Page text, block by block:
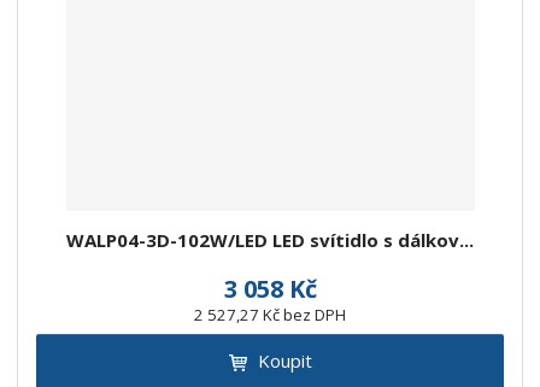
WALP04-3D-102W/LED LED svítidlo s dálkov...
3 058 Kč
2 527,27 Kč bez DPH
Koupit